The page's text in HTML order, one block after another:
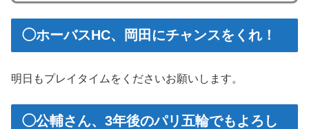
◯ホーバスHC、岡田にチャンスをくれ！
明日もプレイタイムをくださいお願いします。
◯公輔さん、3年後のパリ五輪でもよろし